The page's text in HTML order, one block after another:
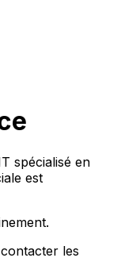
spécialisé en
est
les